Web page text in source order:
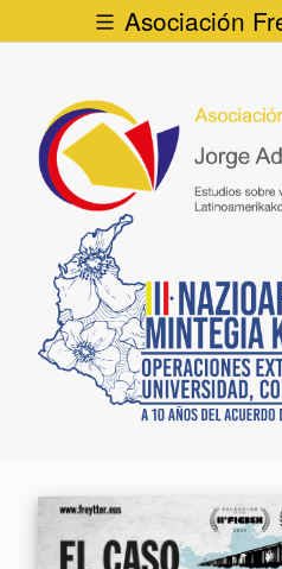
Asociación